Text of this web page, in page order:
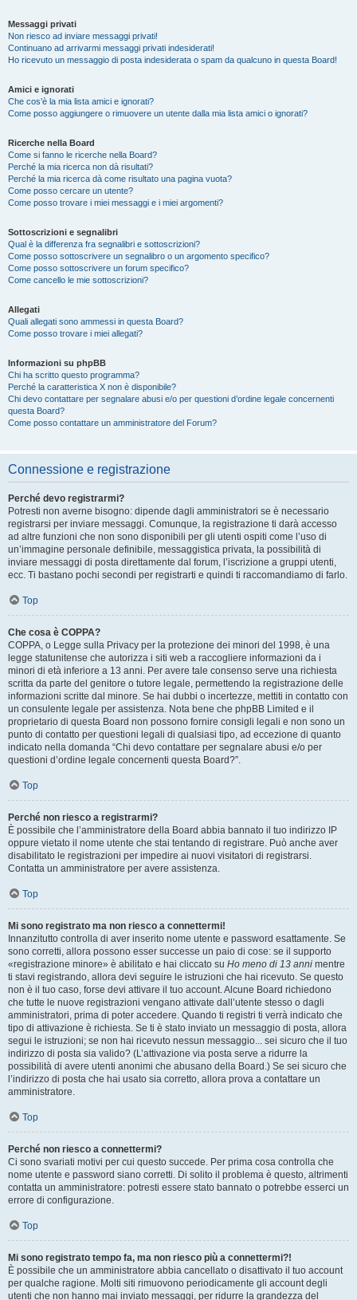
Messaggi privati
Non riesco ad inviare messaggi privati!
Continuano ad arrivarmi messaggi privati indesiderati!
Ho ricevuto un messaggio di posta indesiderata o spam da qualcuno in questa Board!
Amici e ignorati
Che cos’è la mia lista amici e ignorati?
Come posso aggiungere o rimuovere un utente dalla mia lista amici o ignorati?
Ricerche nella Board
Come si fanno le ricerche nella Board?
Perché la mia ricerca non dà risultati?
Perché la mia ricerca dà come risultato una pagina vuota?
Come posso cercare un utente?
Come posso trovare i miei messaggi e i miei argomenti?
Sottoscrizioni e segnalibri
Qual è la differenza fra segnalibri e sottoscrizioni?
Come posso sottoscrivere un segnalibro o un argomento specifico?
Come posso sottoscrivere un forum specifico?
Come cancello le mie sottoscrizioni?
Allegati
Quali allegati sono ammessi in questa Board?
Come posso trovare i miei allegati?
Informazioni su phpBB
Chi ha scritto questo programma?
Perché la caratteristica X non è disponibile?
Chi devo contattare per segnalare abusi e/o per questioni d’ordine legale concernenti
questa Board?
Come posso contattare un amministratore del Forum?
Connessione e registrazione
Perché devo registrarmi?
Potresti non averne bisogno: dipende dagli amministratori se è necessario
registrarsi per inviare messaggi. Comunque, la registrazione ti darà accesso
ad altre funzioni che non sono disponibili per gli utenti ospiti come l’uso di
un’immagine personale definibile, messaggistica privata, la possibilità di
inviare messaggi di posta direttamente dal forum, l’iscrizione a gruppi utenti,
ecc. Ti bastano pochi secondi per registrarti e quindi ti raccomandiamo di farlo.
Top
Che cosa è COPPA?
COPPA, o Legge sulla Privacy per la protezione dei minori del 1998, è una
legge statunitense che autorizza i siti web a raccogliere informazioni da i
minori di età inferiore a 13 anni. Per avere tale consenso serve una richiesta
scritta da parte del genitore o tutore legale, permettendo la registrazione delle
informazioni scritte dal minore. Se hai dubbi o incertezze, mettiti in contatto con
un consulente legale per assistenza. Nota bene che phpBB Limited e il
proprietario di questa Board non possono fornire consigli legali e non sono un
punto di contatto per questioni legali di qualsiasi tipo, ad eccezione di quanto
indicato nella domanda “Chi devo contattare per segnalare abusi e/o per
questioni d’ordine legale concernenti questa Board?”.
Top
Perché non riesco a registrarmi?
È possibile che l’amministratore della Board abbia bannato il tuo indirizzo IP
oppure vietato il nome utente che stai tentando di registrare. Può anche aver
disabilitato le registrazioni per impedire ai nuovi visitatori di registrarsi.
Contatta un amministratore per avere assistenza.
Top
Mi sono registrato ma non riesco a connettermi!
Innanzitutto controlla di aver inserito nome utente e password esattamente. Se
sono corretti, allora possono esser successe un paio di cose: se il supporto
«registrazione minore» è abilitato e hai cliccato su Ho meno di 13 anni mentre
ti stavi registrando, allora devi seguire le istruzioni che hai ricevuto. Se questo
non è il tuo caso, forse devi attivare il tuo account. Alcune Board richiedono
che tutte le nuove registrazioni vengano attivate dall’utente stesso o dagli
amministratori, prima di poter accedere. Quando ti registri ti verrà indicato che
tipo di attivazione è richiesta. Se ti è stato inviato un messaggio di posta, allora
segui le istruzioni; se non hai ricevuto nessun messaggio... sei sicuro che il tuo
indirizzo di posta sia valido? (L’attivazione via posta serve a ridurre la
possibilità di avere utenti anonimi che abusano della Board.) Se sei sicuro che
l’indirizzo di posta che hai usato sia corretto, allora prova a contattare un
amministratore.
Top
Perché non riesco a connettermi?
Ci sono svariati motivi per cui questo succede. Per prima cosa controlla che
nome utente e password siano corretti. Di solito il problema è questo, altrimenti
contatta un amministratore: potresti essere stato bannato o potrebbe esserci un
errore di configurazione.
Top
Mi sono registrato tempo fa, ma non riesco più a connettermi?!
È possibile che un amministratore abbia cancellato o disattivato il tuo account
per qualche ragione. Molti siti rimuovono periodicamente gli account degli
utenti che non hanno mai inviato messaggi, per ridurre la grandezza del